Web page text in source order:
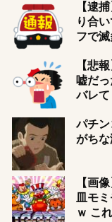
【逮
り合
フで
【悲
嘘だ
バレ
パチン
がち
【画
皿モ
ｗ こ